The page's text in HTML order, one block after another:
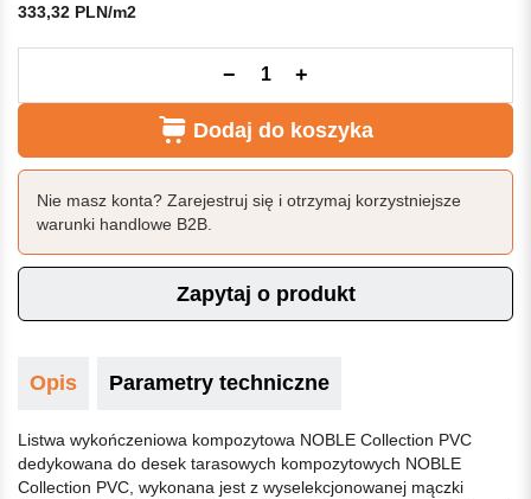
333,32 PLN/m2
− +
Dodaj do koszyka
Nie masz konta? Zarejestruj się i otrzymaj korzystniejsze
warunki handlowe B2B.
Zapytaj o produkt
Opis Parametry techniczne
Listwa wykończeniowa kompozytowa NOBLE Collection PVC
dedykowana do desek tarasowych kompozytowych NOBLE
Collection PVC, wykonana jest z wyselekcjonowanej mączki